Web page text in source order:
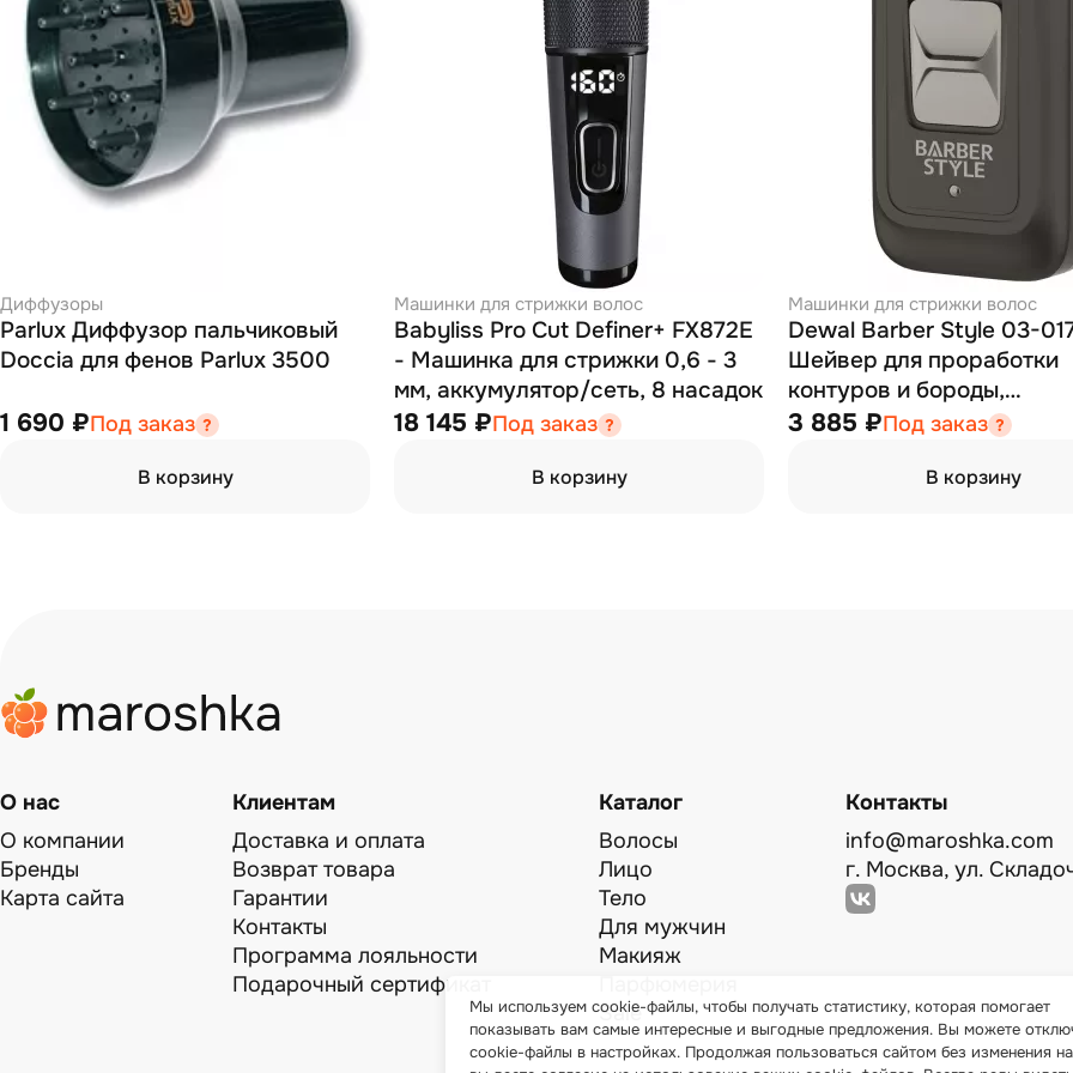
Диффузоры
Parlux Диффузор пальчиковый
Doccia для фенов Parlux 3500
1 690 ₽Под заказ
В корзину
Машинки для стрижки волос
Babyliss Pro Cut Definer+ FX872E
- Машинка для стрижки 0,6 - 3
мм, аккумулятор/сеть, 8 насадок
18 145 ₽Под заказ
В корзину
Машинки для стрижки волос
Dewal Barber Style 03-
Шейвер для проработки
контуров и бороды,
аккумулятор, 9500
3 885 ₽Под заказ
В корзину
О нас
О компании
Бренды
Карта сайта
Клиентам
Доставка и оплата
Возврат товара
Гарантии
Контакты
Программа лояльности
Подарочный сертификат
Каталог
Волосы
Лицо
Тело
Для мужчин
Макияж
Sale
Контакты
info@maroshka.com
г. Москва, ул.
Мы используем cookie-файлы, чтобы получать статистику, которая помогает
показывать вам самые интересные и выгодные предложения. Вы можете
cookie-файлы в настройках. Продолжая пользоваться сайтом без изменения